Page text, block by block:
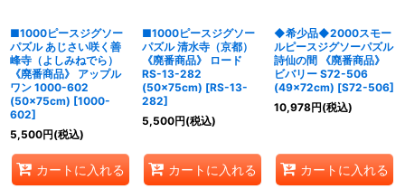
■1000ピースジグソー
パズル あじさい咲く善
峰寺（よしみねでら）
《廃番商品》 アップル
ワン 1000-602
(50×75cm) [1000-
602]
5,500円(税込)
カートに入れる
■1000ピースジグソー
パズル 清水寺（京都）
《廃番商品》 ロード
RS-13-282
(50×75cm) [RS-13-
282]
5,500円(税込)
カートに入れる
◆希少品◆2000スモー
ルピースジグソーパズル
詩仙の間 《廃番商品》
ビバリー S72-506
(49×72cm) [S72-506]
10,978円(税込)
カートに入れる